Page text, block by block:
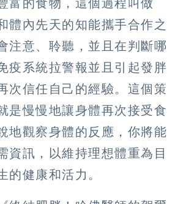
富的食物，這個過程叫做
體內先天的知能攜手合作之
注意、聆聽，並且在判斷哪
疫系統拉警報並且引起發胖
次信任自己的經驗。這個策
是慢慢地讓身體再次接受食
地觀察身體的反應，你將能
資訊，以維持理想體重為目
的健康和活力。